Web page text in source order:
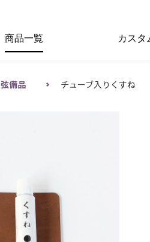
商品一覧 カスタ
弦備品 チューブ入りくすね